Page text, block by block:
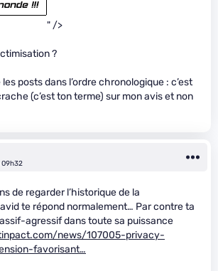
" />
?
posts dans l’ordre chronologique : c’est
(c’est ton terme) sur mon avis et non
09h32
de regarder l’historique de la
te répond normalement… Par contre ta
agressif dans toute sa puissance
news/107005-privacy-
favorisant…